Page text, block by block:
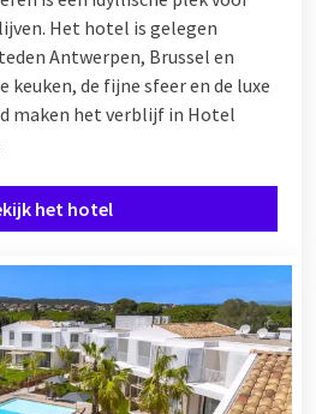
Het hotel is gelegen
Antwerpen, Brussel en
keuken, de fijne sfeer en de luxe
maken het verblijf in Hotel
het hotel